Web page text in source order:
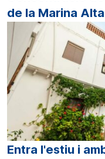
de la Marina
Entra l'estiu i